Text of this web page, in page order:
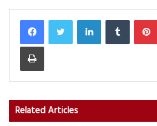
LinkedInTumblr
Print
Related Articles